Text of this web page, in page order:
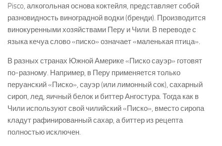
Pisco, алкогольная основа коктейля, представляет собой
разновидность виноградной водки (бренди). Производится
винокуренными хозяйствами Перу и Чили. В переводе с
языка кечуа слово «писко» означает «маленькая птица».
В разных странах Южной Америке «Писко сауэр» готовят
по-разному. Например, в Перу применяется только
перуанский «Писко», сауэр (или лимонный сок), сахарный
сироп, лед, яичный белок и биттер Ангостура. Тогда как в
Чили используют свой чилийский «Писко», вместо сиропа
кладут рафинированный сахар, а биттер из рецепта
полностью исключен.